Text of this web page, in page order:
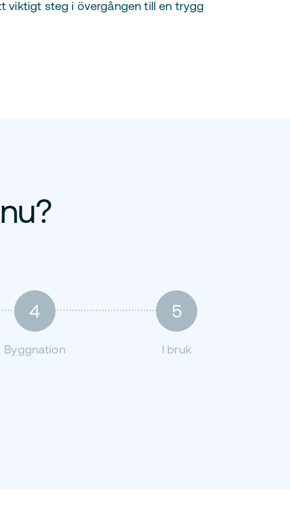
viktigt steg i övergången till en trygg
4
Byggnation
5
I bruk